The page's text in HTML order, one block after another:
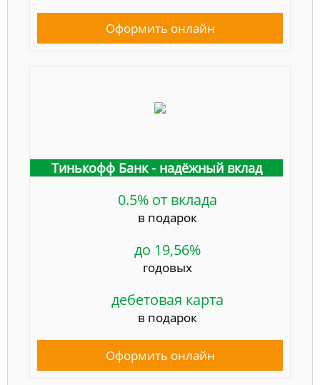
Оформить онлайн
Тинькофф Банк - надёжный вклад
0.5% от вклада
в подарок
до 19,56%
годовых
дебетовая карта
в подарок
Оформить онлайн